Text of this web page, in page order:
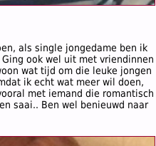
als single jongedame ben ik
ook wel uit met vriendinnen
wat tijd om die leuke jongen
ik echt wat meer wil doen,
met iemand die romantisch
saai.. Ben wel benieuwd naar